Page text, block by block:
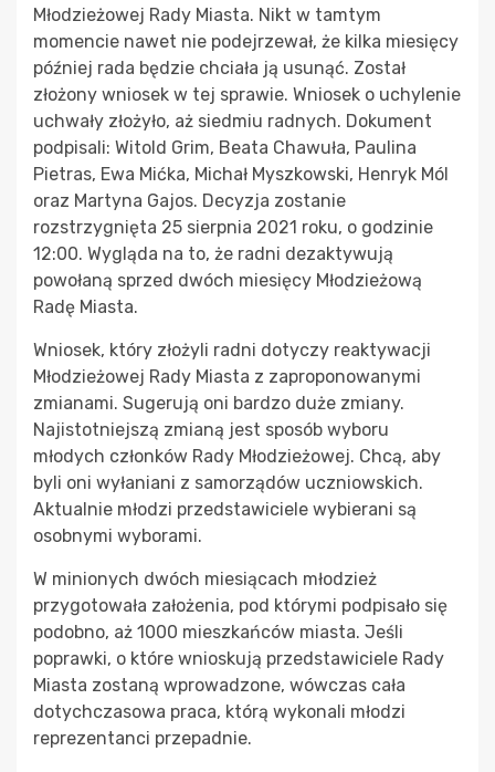
Młodzieżowej Rady Miasta. Nikt w tamtym
momencie nawet nie podejrzewał, że kilka miesięcy
później rada będzie chciała ją usunąć. Został
złożony wniosek w tej sprawie. Wniosek o uchylenie
uchwały złożyło, aż siedmiu radnych. Dokument
podpisali: Witold Grim, Beata Chawuła, Paulina
Pietras, Ewa Mićka, Michał Myszkowski, Henryk Mól
oraz Martyna Gajos. Decyzja zostanie
rozstrzygnięta 25 sierpnia 2021 roku, o godzinie
12:00. Wygląda na to, że radni dezaktywują
powołaną sprzed dwóch miesięcy Młodzieżową
Radę Miasta.
Wniosek, który złożyli radni dotyczy reaktywacji
Młodzieżowej Rady Miasta z zaproponowanymi
zmianami. Sugerują oni bardzo duże zmiany.
Najistotniejszą zmianą jest sposób wyboru
młodych członków Rady Młodzieżowej. Chcą, aby
byli oni wyłaniani z samorządów uczniowskich.
Aktualnie młodzi przedstawiciele wybierani są
osobnymi wyborami.
W minionych dwóch miesiącach młodzież
przygotowała założenia, pod którymi podpisało się
podobno, aż 1000 mieszkańców miasta. Jeśli
poprawki, o które wnioskują przedstawiciele Rady
Miasta zostaną wprowadzone, wówczas cała
dotychczasowa praca, którą wykonali młodzi
reprezentanci przepadnie.